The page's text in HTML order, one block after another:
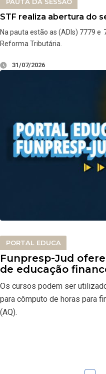
PAUTA DA SESSÃO
STF realiza abertura do
Na pauta estão as (ADIs) 7779
Reforma Tributária.
31/07/2026
PORTAL EDUCA
Funpresp-Jud
de educação
Os cursos podem ser
para cômputo de horas para
(AQ).